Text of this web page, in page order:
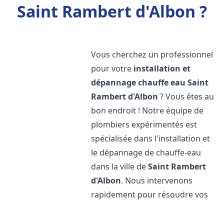
Saint Rambert d'Albon ?
Vous cherchez un professionnel
pour votre installation et
dépannage chauffe eau Saint
Rambert d'Albon ? Vous êtes au
bon endroit ! Notre équipe de
plombiers expérimentés est
spécialisée dans l'installation et
le dépannage de chauffe-eau
dans la ville deSaint Rambert
d'Albon. Nous intervenons
rapidement pour résoudre vos